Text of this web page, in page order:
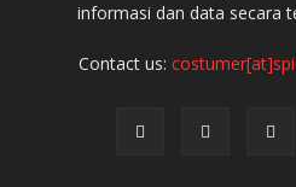
informasi dan data secara
Contact us: